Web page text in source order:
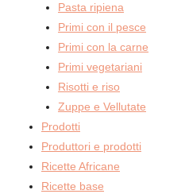
Pasta ripiena
Primi con il pesce
Primi con la carne
Primi vegetariani
Risotti e riso
Zuppe e Vellutate
Prodotti
Produttori e prodotti
Ricette Africane
Ricette base